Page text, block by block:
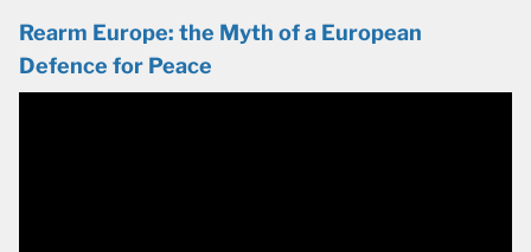
Rearm Europe: the Myth of a European
Defence for Peace